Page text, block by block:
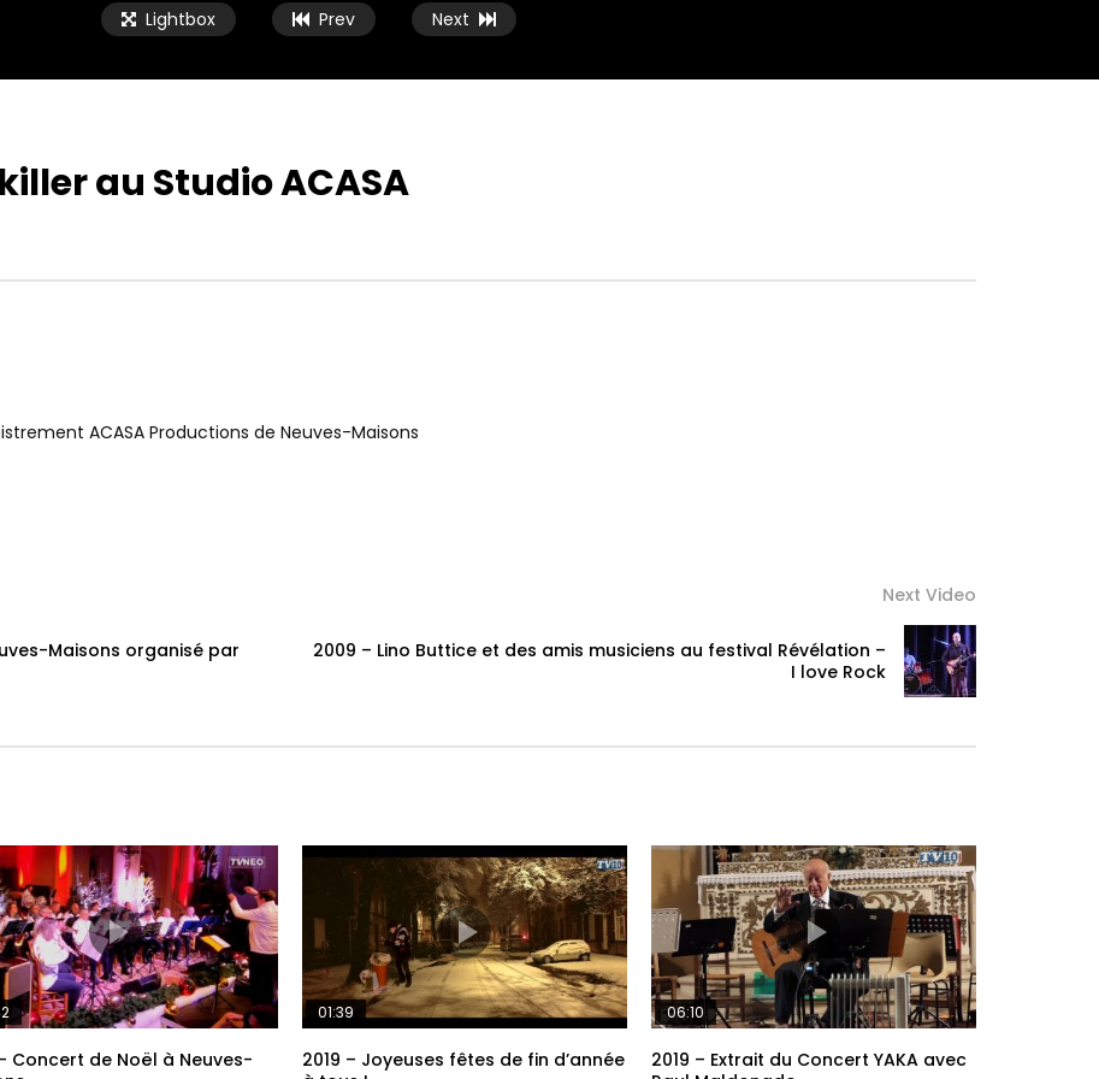
Lightbox Prev Next
au Studio ACASA
ACASA Productions de Neuves-Maisons
Maisons organisé par
Next Video
2009 – Lino Buttice et des amis musiciens au festival Révélation –
I love Rock
Concert de Noël à Neuves-
01:39
2019 – Joyeuses fêtes de fin d’année
06:10
2019 – Extrait du Concert YAKA avec